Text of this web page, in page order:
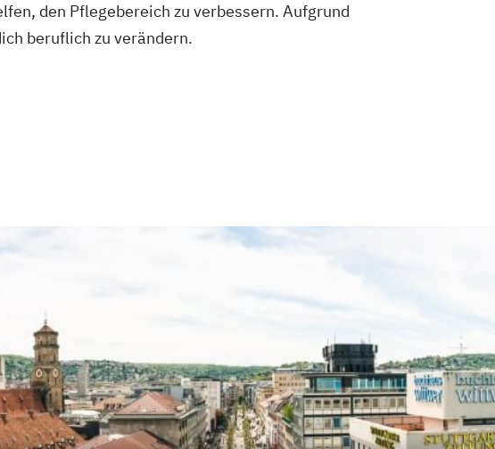
den Pflegebereich zu verbessern. Aufgrund
beruflich zu verändern.